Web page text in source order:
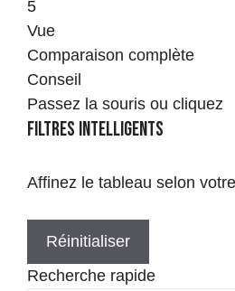
5
Vue
Comparaison complète
Conseil
Passez la souris ou cliquez
Filtres intelligents
Affinez le tableau selon
Réinitialiser
Recherche rapide